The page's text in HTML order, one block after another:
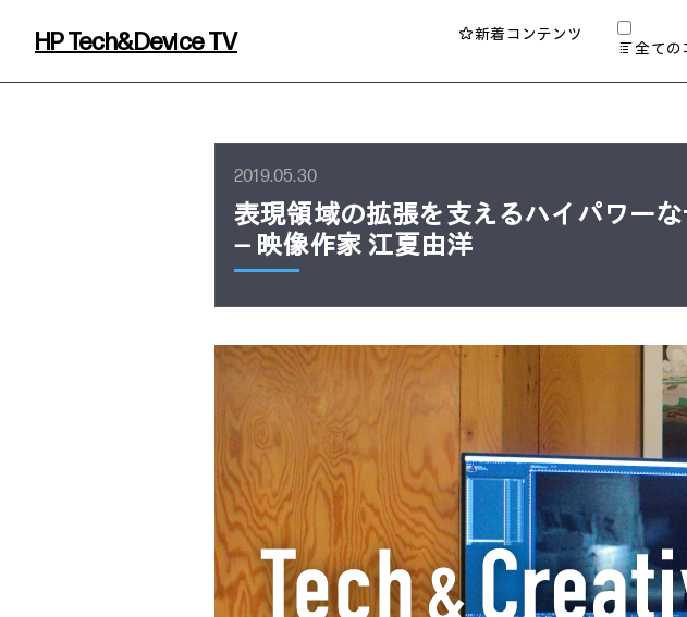
HP Tech&Device TV 新着コンテンツ
全ての
チャンネル
教育とテクノロ
ワークステーシ
プリンター
イベント・コラム
イベント・セミナー情報
コラム一覧
2019.05.30
表現領域の拡張を支えるハイパワー
― 映像作家 江夏由洋